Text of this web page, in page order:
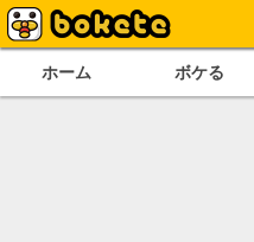
ホーム ボケる